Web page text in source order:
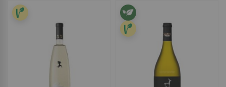
Avelino Vegas Bodegas
D.O.
Avelino Vegas Bodegas
D.O.
6,90 €